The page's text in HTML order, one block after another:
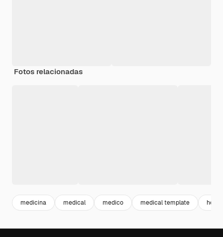
Fotos relacionadas
medicina medical medico medical template